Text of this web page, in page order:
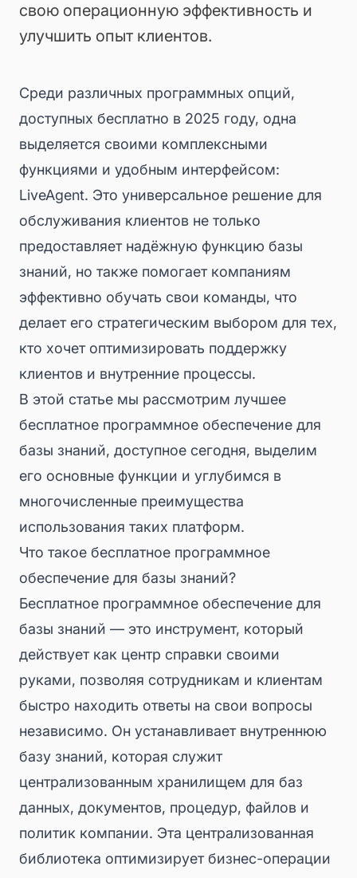
свою операционную эффективность и
улучшить опыт клиентов.
Среди различных программных опций,
доступных бесплатно в 2025 году, одна
выделяется своими комплексными
функциями и удобным интерфейсом:
LiveAgent. Это универсальное решение для
обслуживания клиентов не только
предоставляет надёжную функцию базы
знаний, но также помогает компаниям
эффективно обучать свои команды, что
делает его стратегическим выбором для тех,
кто хочет оптимизировать поддержку
клиентов и внутренние процессы.
В этой статье мы рассмотрим лучшее
бесплатное программное обеспечение для
базы знаний, доступное сегодня, выделим
его основные функции и углубимся в
многочисленные преимущества
использования таких платформ.
Что такое бесплатное программное
обеспечение для базы знаний?
Бесплатное программное обеспечение для
базы знаний — это инструмент, который
действует как центр справки своими
руками, позволяя сотрудникам и клиентам
быстро находить ответы на свои вопросы
независимо. Он устанавливает внутреннюю
базу знаний, которая служит
централизованным хранилищем для баз
данных, документов, процедур, файлов и
политик компании. Эта централизованная
библиотека оптимизирует бизнес-операции